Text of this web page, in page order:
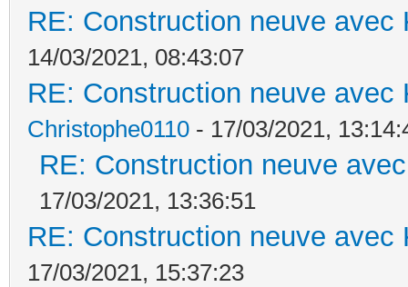
RE: Construction neuve avec
14/03/2021, 08:43:07
RE: Construction neuve avec
Christophe0110 - 17/03/2021,
RE: Construction neuve
17/03/2021, 13:36:51
RE: Construction neuve avec
17/03/2021, 15:37:23